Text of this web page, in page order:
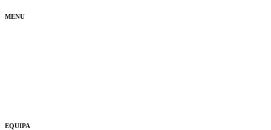
MENU
EQUIPA